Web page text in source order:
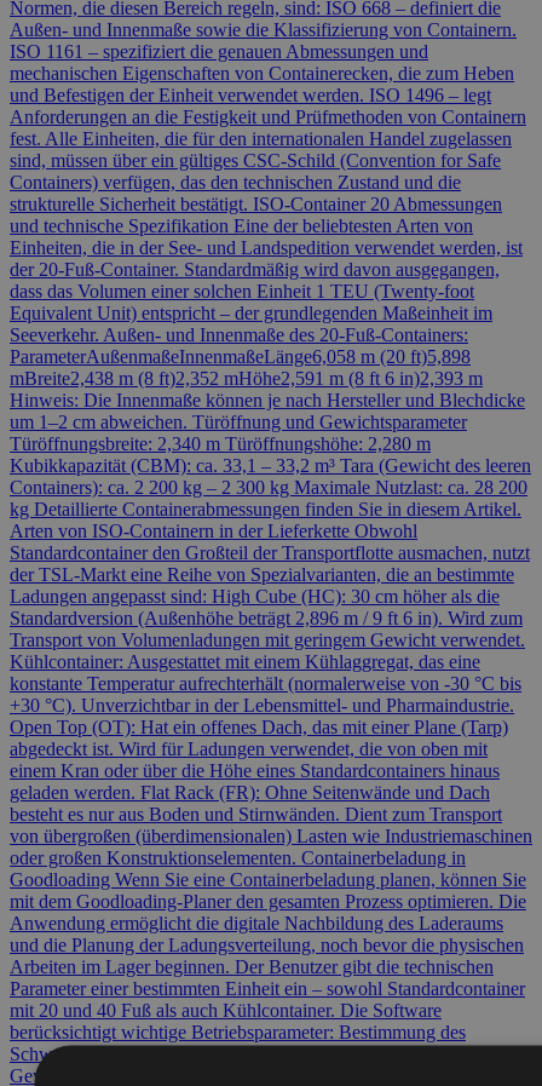
Normen, die diesen Bereich regeln, sind: ISO 668 – definiert die
Außen- und Innenmaße sowie die Klassifizierung von Containern.
ISO 1161 – spezifiziert die genauen Abmessungen und
mechanischen Eigenschaften von Containerecken, die zum Heben
und Befestigen der Einheit verwendet werden. ISO 1496 – legt
Anforderungen an die Festigkeit und Prüfmethoden von Containern
fest. Alle Einheiten, die für den internationalen Handel zugelassen
sind, müssen über ein gültiges CSC-Schild (Convention for Safe
Containers) verfügen, das den technischen Zustand und die
strukturelle Sicherheit bestätigt. ISO-Container 20 Abmessungen
und technische Spezifikation Eine der beliebtesten Arten von
Einheiten, die in der See- und Landspedition verwendet werden, ist
der 20-Fuß-Container. Standardmäßig wird davon ausgegangen,
dass das Volumen einer solchen Einheit 1 TEU (Twenty-foot
Equivalent Unit) entspricht – der grundlegenden Maßeinheit im
Seeverkehr. Außen- und Innenmaße des 20-Fuß-Containers:
ParameterAußenmaßeInnenmaßeLänge6,058 m (20 ft)5,898
mBreite2,438 m (8 ft)2,352 mHöhe2,591 m (8 ft 6 in)2,393 m
Hinweis: Die Innenmaße können je nach Hersteller und Blechdicke
um 1–2 cm abweichen. Türöffnung und Gewichtsparameter
Türöffnungsbreite: 2,340 m Türöffnungshöhe: 2,280 m
Kubikkapazität (CBM): ca. 33,1 – 33,2 m³ Tara (Gewicht des leeren
Containers): ca. 2 200 kg – 2 300 kg Maximale Nutzlast: ca. 28 200
kg Detaillierte Containerabmessungen finden Sie in diesem Artikel.
Arten von ISO-Containern in der Lieferkette Obwohl
Standardcontainer den Großteil der Transportflotte ausmachen, nutzt
der TSL-Markt eine Reihe von Spezialvarianten, die an bestimmte
Ladungen angepasst sind: High Cube (HC): 30 cm höher als die
Standardversion (Außenhöhe beträgt 2,896 m / 9 ft 6 in). Wird zum
Transport von Volumenladungen mit geringem Gewicht verwendet.
Kühlcontainer: Ausgestattet mit einem Kühlaggregat, das eine
konstante Temperatur aufrechterhält (normalerweise von -30 °C bis
+30 °C). Unverzichtbar in der Lebensmittel- und Pharmaindustrie.
Open Top (OT): Hat ein offenes Dach, das mit einer Plane (Tarp)
abgedeckt ist. Wird für Ladungen verwendet, die von oben mit
einem Kran oder über die Höhe eines Standardcontainers hinaus
geladen werden. Flat Rack (FR): Ohne Seitenwände und Dach
besteht es nur aus Boden und Stirnwänden. Dient zum Transport
von übergroßen (überdimensionalen) Lasten wie Industriemaschinen
oder großen Konstruktionselementen. Containerbeladung in
Goodloading Wenn Sie eine Containerbeladung planen, können Sie
mit dem Goodloading-Planer den gesamten Prozess optimieren. Die
Anwendung ermöglicht die digitale Nachbildung des Laderaums
und die Planung der Ladungsverteilung, noch bevor die physischen
Arbeiten im Lager beginnen. Der Benutzer gibt die technischen
Parameter einer bestimmten Einheit ein – sowohl Standardcontainer
mit 20 und 40 Fuß als auch Kühlcontainer. Die Software
berücksichtigt wichtige Betriebsparameter: Bestimmung des
Schwerpunkts – der Algorithmus analysiert kontinuierlich das
Gewicht einzelner Pakete oder Paletten und berechnet den Druck